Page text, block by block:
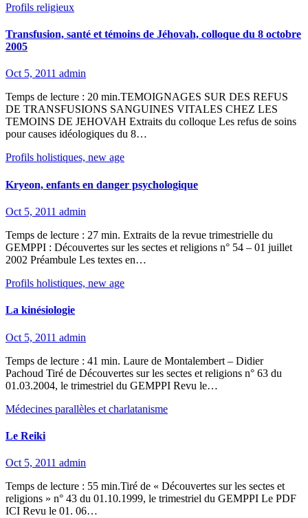
Profils religieux
Transfusion, santé et témoins de Jéhovah, colloque du 8 octobre
2005
Oct 5, 2011 admin
Temps de lecture : 20 min.TEMOIGNAGES SUR DES REFUS
DE TRANSFUSIONS SANGUINES VITALES CHEZ LES
TEMOINS DE JEHOVAH Extraits du colloque Les refus de soins
pour causes idéologiques du 8…
Profils holistiques, new age
Kryeon, enfants en danger psychologique
Oct 5, 2011 admin
Temps de lecture : 27 min. Extraits de la revue trimestrielle du
GEMPPI : Découvertes sur les sectes et religions n° 54 – 01 juillet
2002 Préambule Les textes en…
Profils holistiques, new age
La kinésiologie
Oct 5, 2011 admin
Temps de lecture : 41 min. Laure de Montalembert – Didier
Pachoud Tiré de Découvertes sur les sectes et religions n° 63 du
01.03.2004, le trimestriel du GEMPPI Revu le…
Médecines parallèles et charlatanisme
Le Reiki
Oct 5, 2011 admin
Temps de lecture : 55 min.Tiré de « Découvertes sur les sectes et
religions » n° 43 du 01.10.1999, le trimestriel du GEMPPI Le PDF
ICI Revu le 01. 06…